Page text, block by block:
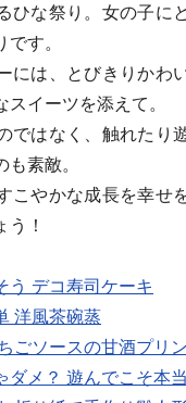
ひな祭り。女の子に
す。
には、とびきりかわ
イーツを添えて。
ではなく、触れたり
素敵。
こやかな成長を幸せ
！